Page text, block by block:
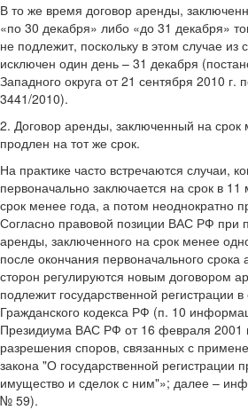
В то же время договор аренды,
«по 30 декабря» либо «до 31 декабря»
не подлежит, поскольку в этом случае из
исключен один день – 31 декабря
Западного округа от 21 сентября 2010
3441/2010).
2. Договор аренды, заключенный на срок
продлен на тот же срок.
На практике часто встречаются случаи,
первоначально заключается на срок в
срок менее года, а потом неоднократно
Согласно правовой позиции ВАС РФ при
аренды, заключенного на срок менее
после окончания первоначального
сторон регулируются новым договором
подлежит государственной регистрации в
Гражданского кодекса РФ (п. 10
Президиума ВАС РФ от 16 февраля 2001
разрешения споров, связанных с
закона "О государственной регистрации
имущество и сделок с ним"»; далее –
№ 59).